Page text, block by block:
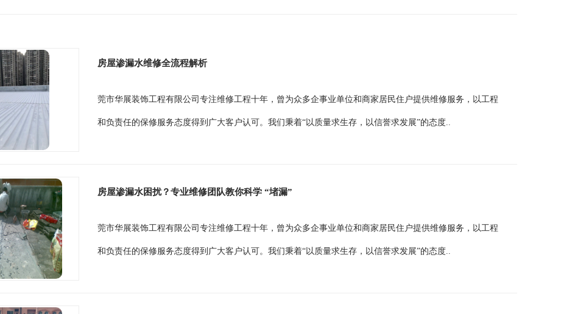
房屋渗漏水维修全流程解析
莞市华展装饰工程有限公司专注维修工程十年，曾为众多企事业单位和商家居民住户提供维修服务，以工程
和负责任的保修服务态度得到广大客户认可。我们秉着“以质量求生存，以信誉求发展”的态度..
房屋渗漏水困扰？专业维修团队教你科学 “堵漏”
莞市华展装饰工程有限公司专注维修工程十年，曾为众多企事业单位和商家居民住户提供维修服务，以工程
和负责任的保修服务态度得到广大客户认可。我们秉着“以质量求生存，以信誉求发展”的态度..